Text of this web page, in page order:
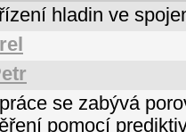
hladin ve
se zabývá
pomocí